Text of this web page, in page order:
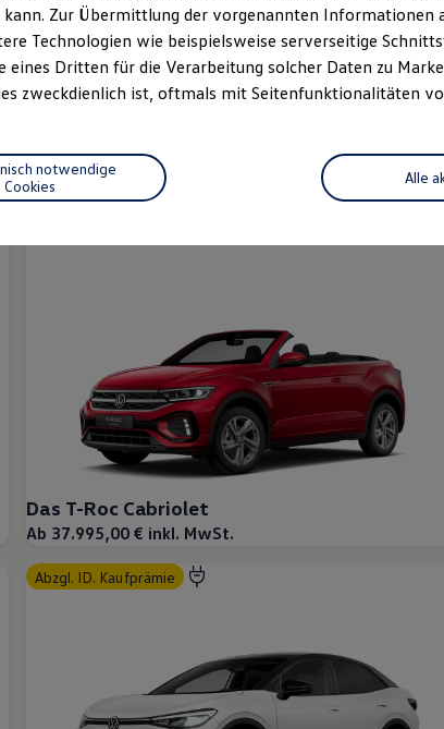
Das T-Roc Cabriolet
Ab 37.995,00 € inkl. MwSt.
abzgl. ID. Kaufprämie
kann. Zur Übermittlung der vorgenannten Informationen
Technologien wie beispielsweise serverseitige
eines Dritten für die Verarbeitung solcher Daten zu
zweckdienlich ist, oftmals mit Seitenfunktionalitäten
Alle
notwendige
Cookies